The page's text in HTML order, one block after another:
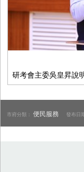
研考會主委吳皇昇說
市府分類：便民服務 發布日